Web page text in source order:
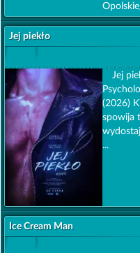
Jej piekło
Jej
(2026)
spowija
...
Ice Cream Man